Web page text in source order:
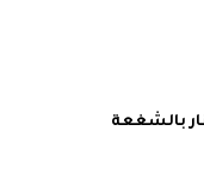
بالشغعة